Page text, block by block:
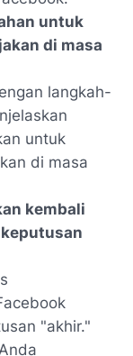
untuk
di masa
langkah-
untuk
di masa
kembali
"akhir."